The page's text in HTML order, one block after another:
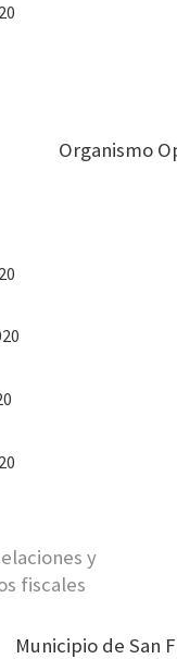
Organismo
y
fiscales
Municipio de San